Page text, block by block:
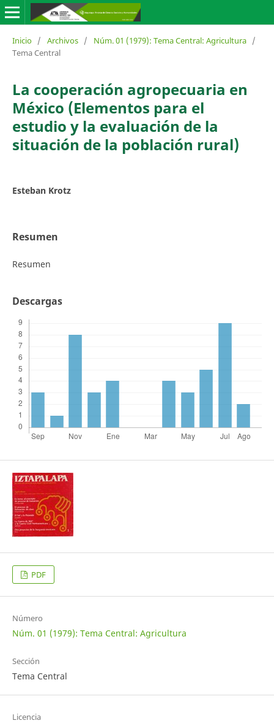
Inicio / Archivos / Núm. 01 (1979): Tema Central: Agricultura /
Tema Central
La cooperación agropecuaria en
México (Elementos para el
estudio y la evaluación de la
situación de la población rural)
Esteban Krotz
Resumen
Resumen
Descargas
PDF
Número
Núm. 01 (1979): Tema Central: Agricultura
Sección
Tema Central
Licencia